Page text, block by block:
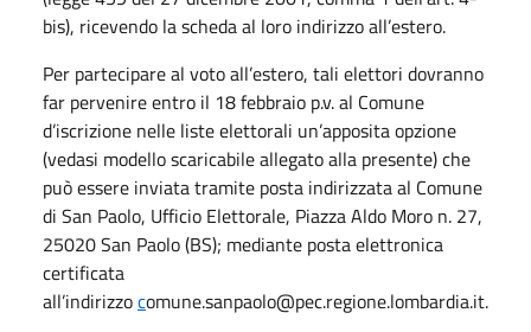
bis), ricevendo la scheda al loro indirizzo all’estero.
Per partecipare al voto all’estero, tali elettori dovranno
far pervenire entro il 18 febbraio p.v. al Comune
d’iscrizione nelle liste elettorali un’apposita opzione
(vedasi modello scaricabile allegato alla presente) che
può essere inviata tramite posta indirizzata al Comune
di San Paolo, Ufficio Elettorale, Piazza Aldo Moro n. 27,
25020 San Paolo (BS); mediante posta elettronica
certificata
all’indirizzocomune.sanpaolo@pec.regione.lombardia.it.